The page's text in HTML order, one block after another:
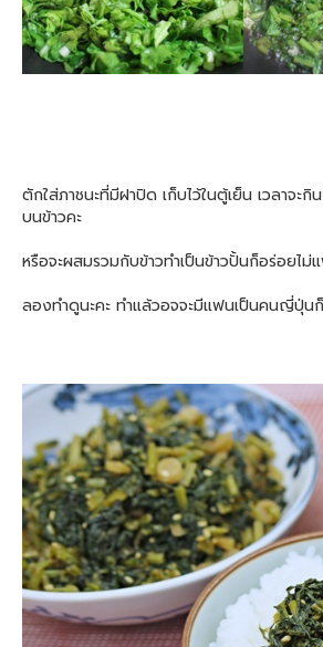
ตักใส่ภาชนะที่มีฝาปิด เก็บไว้ในตู้เย็น เวลาจะกิ
บนข้าวคะ
หรือจะผสมรวมกับข้าวทำเป็นข้าวปั้นก็อร่อยไม่
ลองทำดูนะคะ ทำแล้วอจจะมีแฟนเป็นคนญี่ปุ่น